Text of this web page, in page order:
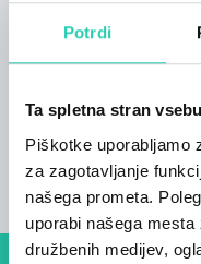
Potrdi
Ta spletna stran
Piškotke uporabljamo
za zagotavljanje
našega prometa.
uporabi našega
družbenih medijev,
Število kopalnic
4
Število postelj